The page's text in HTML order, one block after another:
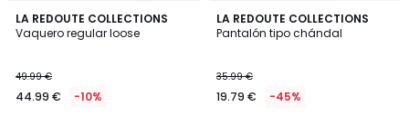
LA REDOUTE COLLECTIONS
Vaquero regular loose
€
en
49.99 €
44.99 € -10%
4,6
/ 5
4
Colores
LA REDOUTE COLLECTIONS
Pantalón tipo chándal
35.99 €
19.79 € -45%
4,5
/ 5
3
Colores